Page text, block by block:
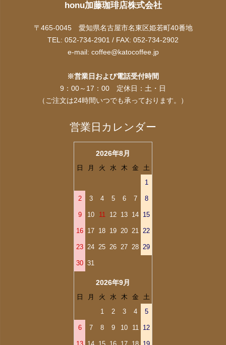
honu加藤珈琲店株式会社
〒465-0045 愛知県名古屋市名東区姫若町40番地
TEL: 052-734-2901 / FAX: 052-734-2902
e-mail: coffee@katocoffee.jp
※営業日および電話受付時間
9：00～17：00 定休日：土・日
（ご注文は24時間いつでも承っております。）
営業日カレンダー
2026年8月
日 月 火 水 木 金
土
1
2 3 4 5 6 7 8
9 10 11 12 13 14 15
16 17 18 19 20 21 22
23 24 25 26 27 28 29
30 31
2026年9月
日 月 火 水 木 金
土
1
2 3 4 5
6 7 8 9 10 11 12